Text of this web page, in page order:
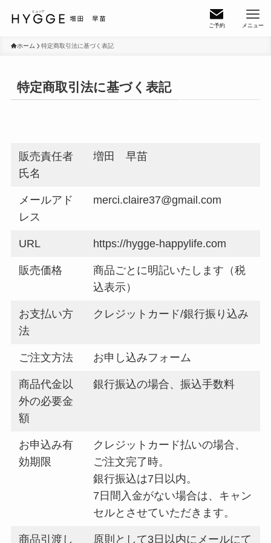
ご予約 メニュー
ホーム 特定商取引法に基づく表記
特定商取引法に基づく表記
販売責任者
氏名
増田 早苗
メールアド
レス
merci.claire37@gmail.com
URL https://hygge-happylife.com
販売価格
商品ごとに明記いたします（税
込表示）
お支払い方
法
クレジットカード/銀行振り込み
ご注文方法 お申し込みフォーム
商品代金以
外の必要金
額
銀行振込の場合、振込手数料
お申込み有
効期限
クレジットカード払いの場合、
ご注文完了時。
銀行振込は7日以内。
7日間入金がない場合は、キャン
セルとさせていただきます。
商品引渡し 原則として3日以内にメールにて